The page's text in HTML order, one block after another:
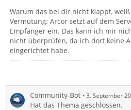
Warum das bei dir nicht klappt,
Vermutung: Arcor setzt auf dem
Empfänger ein. Das kann ich mir
nicht überprüfen, da ich dort keine
eingerichtet habe.
Community-Bot 3. September
Hat das Thema geschlossen.